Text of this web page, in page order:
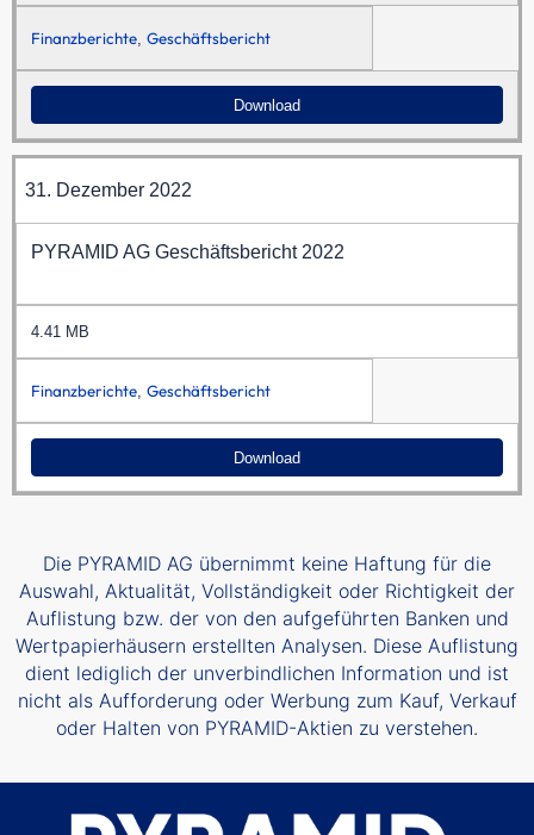
Finanzberichte, Geschäftsbericht
Download
31. Dezember 2022
PYRAMID AG Geschäftsbericht 2022
4.41 MB
Finanzberichte, Geschäftsbericht
Download
Die PYRAMID AG übernimmt keine Haftung für die
Auswahl, Aktualität, Vollständigkeit oder Richtigkeit der
Auflistung bzw. der von den aufgeführten Banken und
Wertpapierhäusern erstellten Analysen. Diese Auflistung
dient lediglich der unverbindlichen Information und ist
nicht als Aufforderung oder Werbung zum Kauf, Verkauf
oder Halten von PYRAMID-Aktien zu verstehen.